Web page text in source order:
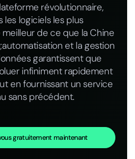
révolutionnaire,
les logiciels les plus
de ce que la Chine
et la gestion
garantissent que
infiniment rapidement
en fournissant un service
sans précédent.
gratuitement maintenant